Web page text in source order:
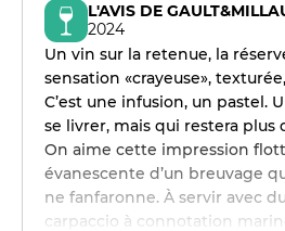
L'AVIS DE
2024
Un vin sur la retenue, la
sensation «crayeuse»,
C’est une infusion, un pastel.
se livrer, mais qui restera plus
On aime cette impression
évanescente d’un breuvage
ne fanfaronne. À servir avec
carpaccio à connotation